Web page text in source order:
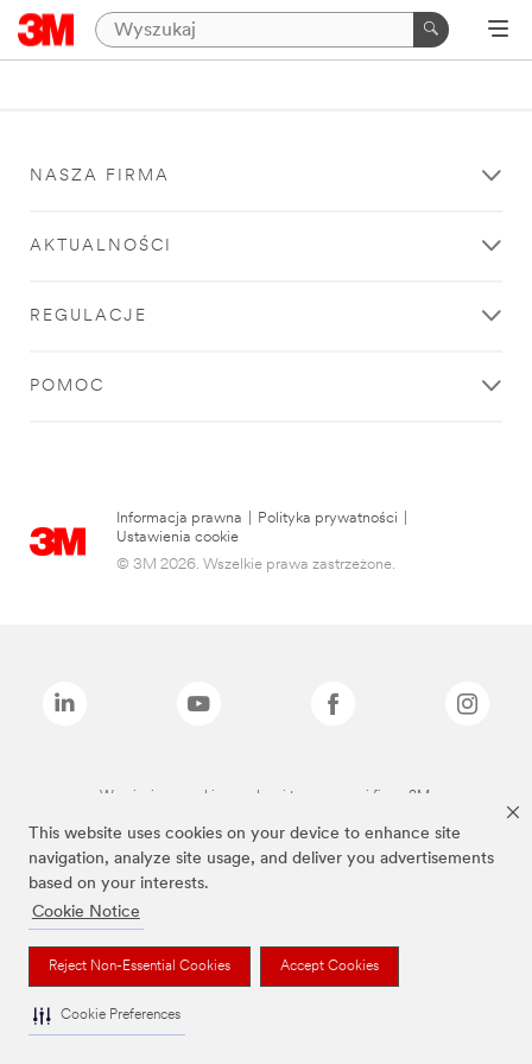
This website uses cookies on your device to enhance site
navigation, analyze site usage, and deliver you advertisements
based on your interests.
Cookie Notice
Reject Non-Essential Cookies Accept Cookies
Cookie Preferences
NASZA FIRMA
AKTUALNOŚCI
REGULACJE
POMOC
Informacja prawna Polityka prywatności
Ustawienia cookie
© 3M 2026. Wszelkie prawa zastrzeżone.
Wymienione marki są znakami towarowymi firmy 3M.